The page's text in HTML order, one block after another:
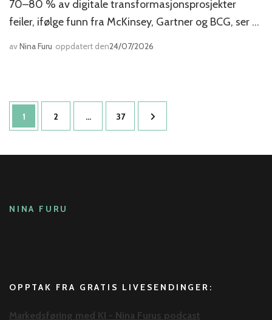
70–80 % av digitale transformasjonsprosjekter
feiler, ifølge funn fra McKinsey, Gartner og BCG, ser …
avNina Furu oppdatert den24/07/2026
Sidepaginering
Side
1 Side
2 … Side
37
NINA FURU
OPPTAK FRA GRATIS LIVESENDINGER:
Markedsføring med KI - Nina Furus podcast